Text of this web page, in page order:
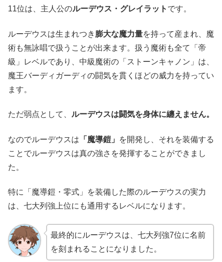
11位は、主人公のルーデウス・グレイラット です。
ルーデウスは生まれつき 膨大な魔力量を持って産まれ、魔
術も無詠唱で扱うことが出来ます。扱う魔術も全て「帝
級」レベルであり、中級魔術の「ストーンキャノン」は、
魔王バーディガーディの闘気を貫くほどの威力を持ってい
ます。
ただ弱点として、 ルーデウスは闘気を身体に纏えません。
なのでルーデウスは 「魔導鎧」
を開発し、それを装備する
ことでルーデウスは真の強さを発揮することができまし
た。
特に「魔導鎧・零式」を装備した際のルーデウスの実力
は、七大列強上位にも通用するレベルになります。
最終的にルーデウスは、七大列強7位に名前
を刻まれることになりました。